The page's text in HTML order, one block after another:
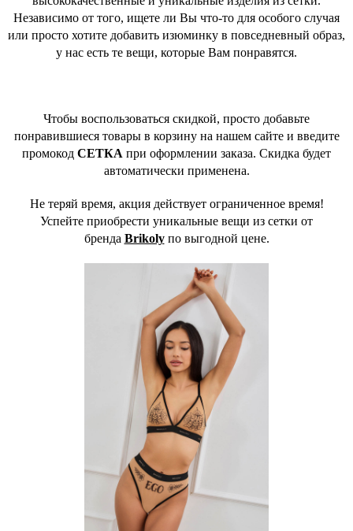
Независимо от того, ищете ли Вы что-то для особого случая
или просто хотите добавить изюминку в повседневный образ,
у нас есть те вещи, которые Вам понравятся.
Чтобы воспользоваться скидкой, просто добавьте
понравившиеся товары в корзину на нашем сайте и введите
промокод СЕТКА при оформлении заказа. Скидка будет
автоматически применена.
Не теряй время, акция действует ограниченное время!
Успейте приобрести уникальные вещи из сетки от
бренда Brikolyпо выгодной цене.